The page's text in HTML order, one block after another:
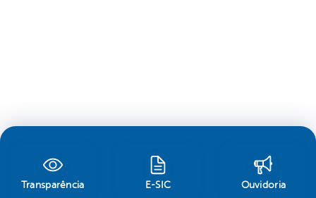
Transparência E-SIC Ouvidoria